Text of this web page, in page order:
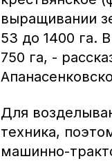
выращивании
53 до 1400 га.
750 га, -
Для
техника,
машинно-